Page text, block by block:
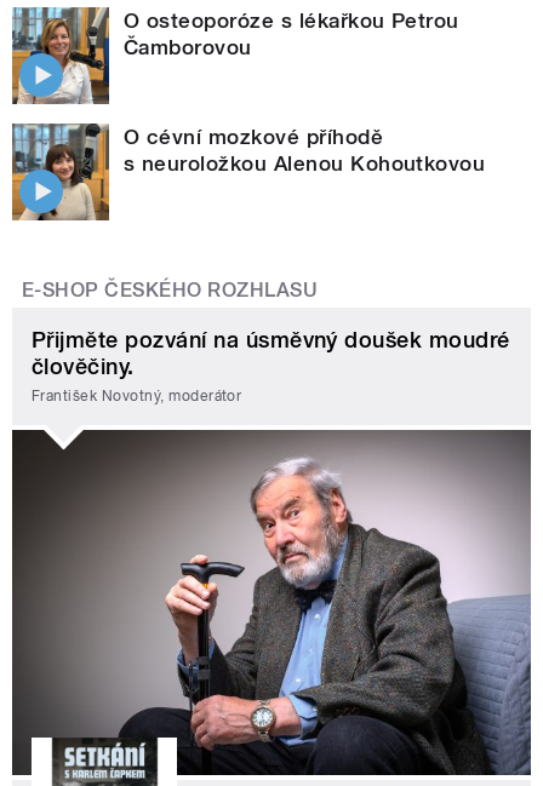
O osteoporóze s lékařkou Petrou
Čamborovou
O cévní mozkové příhodě
s neuroložkou Alenou Kohoutkovou
E-SHOP ČESKÉHO ROZHLASU
Přijměte pozvání na úsměvný doušek moudré
člověčiny.
František Novotný, moderátor